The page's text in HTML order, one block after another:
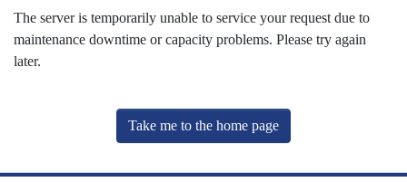
The server is temporarily unable to service your request due to
maintenance downtime or capacity problems. Please try again
later.
Take me to the home page